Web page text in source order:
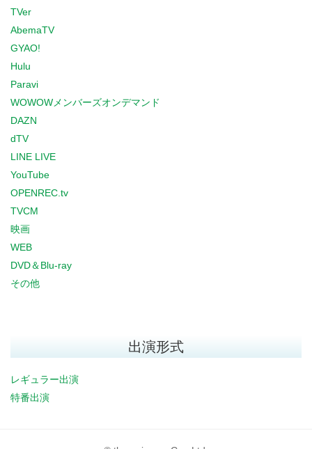
TVer
AbemaTV
GYAO!
Hulu
Paravi
WOWOWメンバーズオンデマンド
DAZN
dTV
LINE LIVE
YouTube
OPENREC.tv
TVCM
映画
WEB
DVD＆Blu-ray
その他
出演形式
レギュラー出演
特番出演